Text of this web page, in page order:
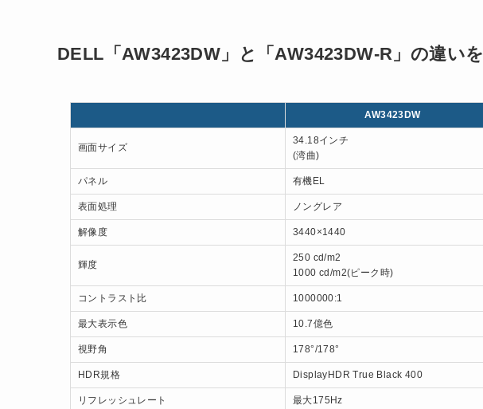
DELL「AW3423DW」と「AW3423DW-R」の違いを
AW3423DW
画面サイズ
34.18インチ
(湾曲)
パネル 有機EL
表面処理 ノングレア
解像度 3440×1440
輝度
250 cd/m2
1000 cd/m2(ピーク時)
コントラスト比 1000000:1
最大表示色 10.7億色
視野角 178°/178°
HDR規格 DisplayHDR True Black 400
リフレッシュレート 最大175Hz